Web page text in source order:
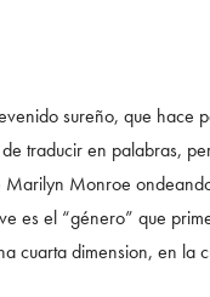
sureño, que hace
traducir en palabras,
Monroe
es el “género” que
cuarta dimension, en la